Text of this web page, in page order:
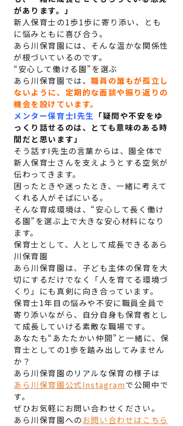
LINEで相談
があります。」
新人保育士の1歩1歩に寄り添い、とも
に悩みともに喜び合う。
あら川保育園には、そんな温かな関係性
が根づいているのです。
“安心して働ける園”を選ぶ
あら川保育園では、職員の誰もが孤立し
ないように、定期的な面談や振り返りの
機会を設けています。
メンター保育士I先生 「疑問や不安をゆ
っくり話せるのは、とても意味のある時
間だと思います」
そう話すI先生の言葉からは、園全体で
新人保育士さんを支えようとする空気が
伝わってきます。
困ったときや迷ったとき、一緒に考えて
くれる人がそばにいる。
そんな育成環境は、“安心して長く働け
る園”を選ぶ上で大きな安心材料になり
ます。
保育士として、人として成長できるあら
川保育園
あら川保育園は、子ども主体の保育を大
切にするだけでなく「人を育てる環境づ
くり」にも真剣に向き合っています。
保育士1年目の悩みや不安に職員全員で
寄り添いながら、自分自身も保育者とし
て成長していける素敵な職場です。
あなたも“あたたかい仲間”と一緒に、保
育士としての1歩を踏み出してみません
か？
あら川保育園のリアルな保育の様子は
あら川保育園公式Instagramで公開中で
す。
ぜひお気軽にお問い合わせください。
あら川保育園へのお問い合わせはこちら